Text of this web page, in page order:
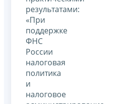
результатами:
«При
поддержке
ФНС
России
налоговая
политика
и
налоговое